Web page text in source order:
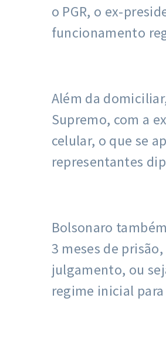
o PGR, o ex-
funcionamento
Além da
Supremo, com a
celular, o que se
representantes
Bolsonaro
3 meses de
julgamento, ou
regime inicial